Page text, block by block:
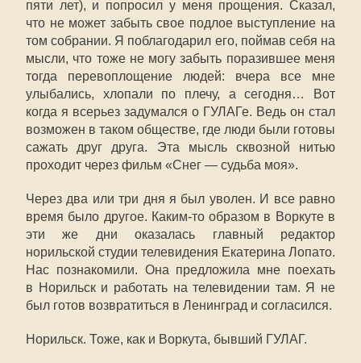
пяти лет), и попросил у меня прощения. Сказал,
что не может забыть свое подлое выступление на
том собрании. Я поблагодарил его, поймав себя на
мысли, что тоже не могу забыть поразившее меня
тогда перевоплощение людей: вчера все мне
улыбались, хлопали по плечу, а сегодня… Вот
когда я всерьез задумался о ГУЛАГе. Ведь он стал
возможен в таком обществе, где люди были готовы
сажать друг друга. Эта мысль сквозной нитью
проходит через фильм «Снег — судьба моя».
Через два или три дня я был уволен. И все равно
время было другое. Каким-то образом в Воркуте в
эти же дни оказалась главный редактор
норильской студии телевидения Екатерина Лопато.
Нас познакомили. Она предложила мне поехать
в Норильск и работать на телевидении там. Я не
был готов возвратиться в Ленинград и согласился.
Норильск. Тоже, как и Воркута, бывший ГУЛАГ.